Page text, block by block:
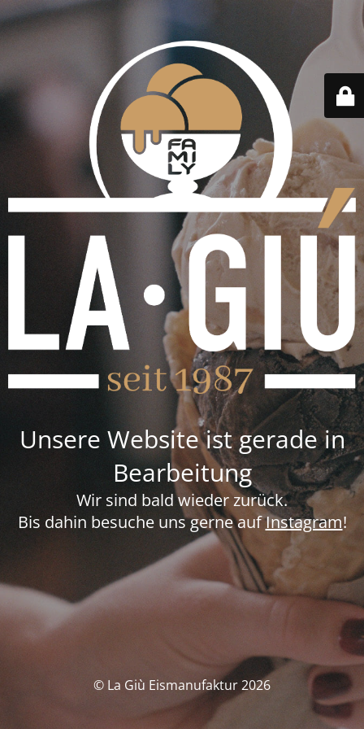
Unsere Website ist gerade in
Bearbeitung
Wir sind bald wieder zurück.
Bis dahin besuche uns gerne aufInstagram!
© La Giù Eismanufaktur 2026